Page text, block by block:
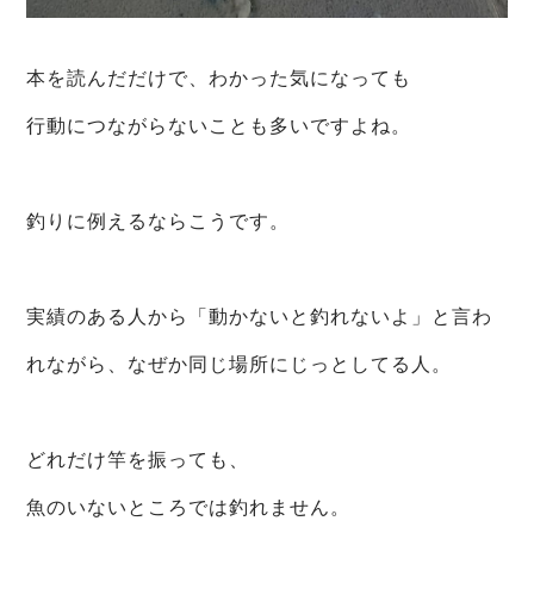
本を読んだだけで、わかった気になっても
行動につながらないことも多いですよね。
釣りに例えるならこうです。
実績のある人から「動かないと釣れないよ」と言わ
れながら、なぜか同じ場所にじっとしてる人。
どれだけ竿を振っても、
魚のいないところでは釣れません。